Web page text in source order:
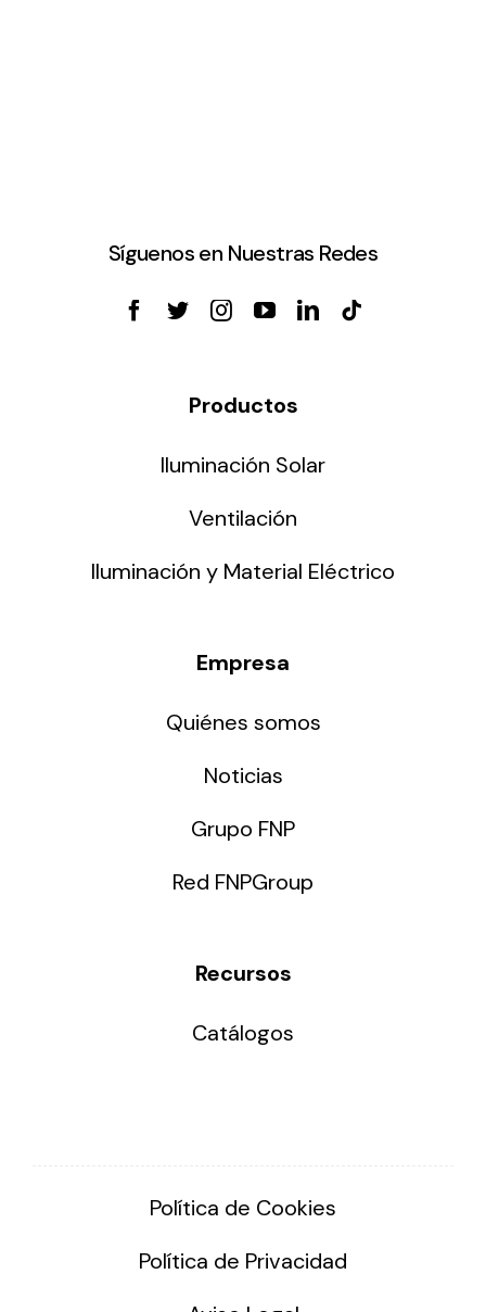
Síguenos en Nuestras Redes
Productos
Iluminación Solar
Ventilación
Iluminación y Material Eléctrico
Empresa
Quiénes somos
Noticias
Grupo FNP
Red FNPGroup
Recursos
Catálogos
Política de Cookies
Política de Privacidad